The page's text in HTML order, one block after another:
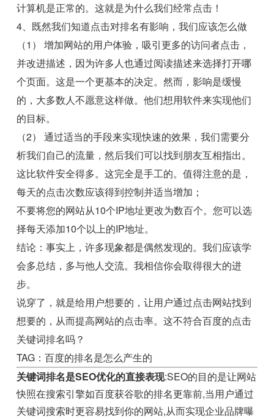
计算机是正常的。这就是为什么我们经常点击！
4、既然我们知道点击对排名有影响，我们应该怎么做
（1） 增加网站的用户体验，吸引更多的访问者点击，
并改进描述，因为许多人也通过阅读描述来选择打开哪
个页面。这是一个更基本的决定。然而，影响是缓慢
的，大多数人不愿意这样做。他们想用软件来实现他们
的目标。
（2） 通过适当的手段来实现快速的效果，我们需要分
析我们自己的流量，然后我们可以找到朋友互相指出。
这比软件安全得多。这完全是手工的。值得注意的是，
每天的点击次数应该得到控制并适当增加；
不要将您的网站从10个IP地址更改为数百个。您可以选
择每天添加10个以上的IP地址。
结论：事实上，许多现象都是偶然发现的。我们应该学
会多总结，多与他人交流。我相信你会取得很大的进
步。
说穿了，就是给用户想要的，让用户通过点击网站找到
想要的，从而提高网站的点击率。这不符合百度的点击
关键词排名吗？
TAG：百度的排名是怎么产生的
关键词排名是SEO优化的直接表现:SEO的目的是让网站
快照在搜索引擎如百度获谷歌的排名更靠前,当用户通过
关键词搜索时更容易找到你的网站,从而实现企业品牌曝